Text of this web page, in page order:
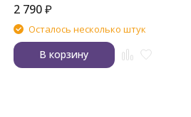
2 790₽
Осталось несколько штук
В корзину